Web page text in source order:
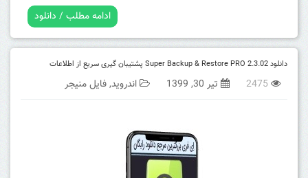
ادامه مطلب / دانلود
دانلود Super Backup & Restore PRO 2.3.02 پشتیبان گیری سریع از اطلاعات
2475 تیر 30, 1399 اندروید,فایل منیجر